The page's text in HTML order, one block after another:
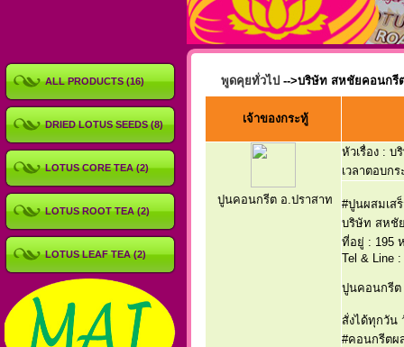
ALL PRODUCTS (16)
DRIED LOTUS SEEDS (8)
LOTUS CORE TEA (2)
LOTUS ROOT TEA (2)
LOTUS LEAF TEA (2)
พูดคุยทั่วไป -->บริษัท สหชัยคอนกรี
เจ้าของกระทู้
ปูนคอนกรีต อ.ปราสาท
หัวเรื่อง : บ
เวลาตอบก
#ปูนผสมเส
บริษัท สหชั
ที่อยู่ : 195
Tel & Line :
ปูนคอนกรี
สั่งได้ทุกวัน
#คอนกรีตผ